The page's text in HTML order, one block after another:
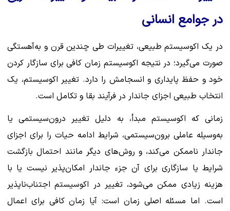
در جوامع انسانی
در یک اکوسیستم طبیعی، تغییرات طی چندین قرن و به‌آهستگی
صورت می‌گیرد؛ در نتیجه اکوسیستم زمان کافی برای سازگار کردن
خود و حفظ پایداری و انسجامش را دارد. تغییر اکوسیستم، یک
انتخاب طبیعی اجزای جاندار در فرآیند بقا و تکامل است.
زمانی که اکوسیستم مبدأ، به دلیل تغییر درون‌سیستمی یا
به‌وسیله عاملی برون‌سیستمی، شرایط ادامه حیات را برای اجزای
جاندار ناممکن می‌کند، و روش‌های دیگر مانند احتمال بازگشت
شرایط یا سازگاری برای آن جزء جاندار امکان‌پذیر نیست یا با
هزینه زیادی ممکن می‌شود، تغییر در اکوسیستم اجتناب‌ناپذیر
است. اما مسئله اصلی زمان است: آیا زمان کافی برای اعمال